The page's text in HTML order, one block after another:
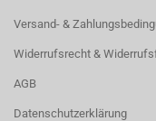
Versand- &
Widerrufsrecht &
AGB
Datenschutzerklärung